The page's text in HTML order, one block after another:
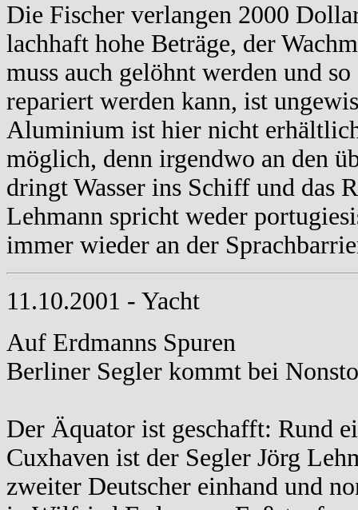
Die Fischer verlangen 2000
lachhaft hohe Beträge, der
muss auch gelöhnt werden und
repariert werden kann, ist
Aluminium ist hier nicht
möglich, denn irgendwo an den
dringt Wasser ins Schiff und das
Lehmann spricht weder
immer wieder an der
11.10.2001 - Yacht
Auf Erdmanns Spuren
Berliner Segler kommt bei
Der Äquator ist geschafft: Rund
Cuxhaven ist der Segler Jörg
zweiter Deutscher einhand und